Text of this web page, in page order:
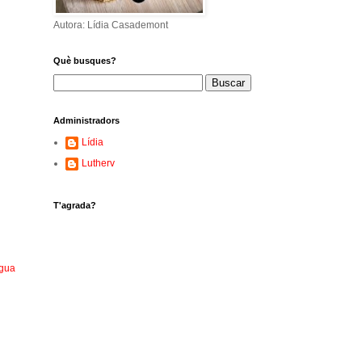
Autora: Lídia Casademont
Què busques?
Administradors
Lídia
Lutherv
T'agrada?